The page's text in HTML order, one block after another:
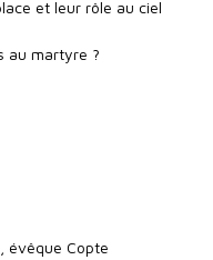
et leur rôle au ciel
au martyre ?
évêque Copte